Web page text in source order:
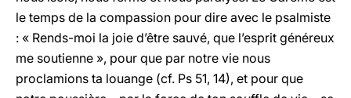
le temps de la compassion pour dire avec le psalmiste
: « Rends-moi la joie d’être sauvé, que l’esprit généreux
me soutienne », pour que par notre vie nous
proclamions ta louange (cf. Ps 51, 14), et pour que